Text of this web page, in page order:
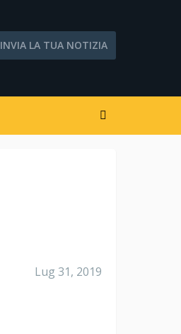
INVIA LA TUA NOTIZIA
Lug 31, 2019